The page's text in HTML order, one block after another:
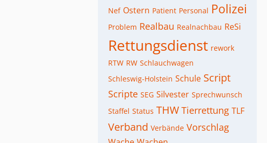
Nef Ostern Patient Personal Polizei
Problem Realbau Realnachbau ReSi
Rettungsdienst rework
RTW RW Schlauchwagen
Schleswig-Holstein Schule Script
Scripte SEG Silvester Sprechwunsch
Staffel Status THW Tierrettung TLF
Verband Verbände Vorschlag